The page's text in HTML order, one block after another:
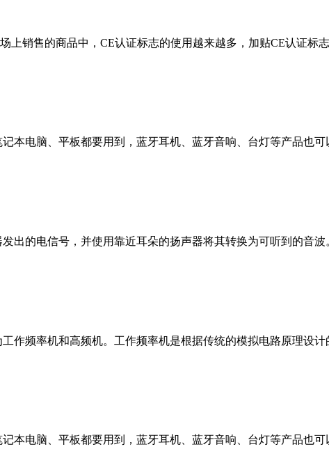
售的商品中，CE认证标志的使用越来越多，加贴CE认证标志
电脑、平板都要用到，蓝牙耳机、蓝牙音响、台灯等产品也可
的电信号，并使用靠近耳朵的扬声器将其转换为可听到的音波
频率机和高频机。工作频率机是根据传统的模拟电路原理设计
电脑、平板都要用到，蓝牙耳机、蓝牙音响、台灯等产品也可